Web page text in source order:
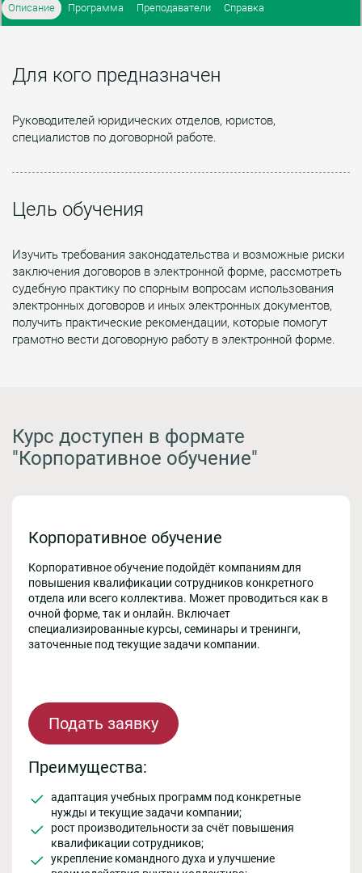
Описание Программа Преподаватели Справка
Для кого предназначен
Руководителей юридических отделов, юристов,
специалистов по договорной работе.
Цель обучения
Изучить требования законодательства и возможные риски
заключения договоров в электронной форме, рассмотреть
судебную практику по спорным вопросам использования
электронных договоров и иных электронных документов,
получить практические рекомендации, которые помогут
грамотно вести договорную работу в электронной форме.
Курс доступен в формате
"Корпоративное обучение"
Корпоративное обучение
Корпоративное обучение подойдёт компаниям для
повышения квалификации сотрудников конкретного
отдела или всего коллектива. Может проводиться как в
очной форме, так и онлайн. Включает
специализированные курсы, семинары и тренинги,
заточенные под текущие задачи компании.
Подать заявку
Преимущества:
адаптация учебных программ под конкретные
нужды и текущие задачи компании;
рост производительности за счёт повышения
квалификации сотрудников;
укрепление командного духа и улучшение